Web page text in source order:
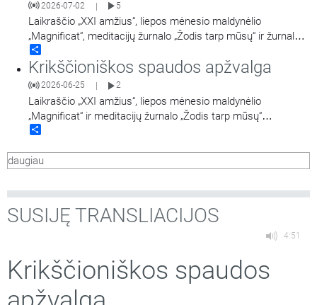
2026-07-02 | 5
Laikraščio „XXI amžius“, liepos mėnesio maldynėlio
„Magnificat“, meditacijų žurnalo „Žodis tarp mūsų“ ir žurnalo
„Jėzuitai“ apžvalgos.
Krikščioniškos spaudos apžvalga
2026-06-25 2
Laikraščio „XXI amžius“, liepos mėnesio maldynėlio
„Magnificat“ ir meditacijų žurnalo „Žodis tarp mūsų“
apžvalgos.
daugiau
SUSIJĘ TRANSLIACIJOS
4:51
Krikščioniškos spaudos